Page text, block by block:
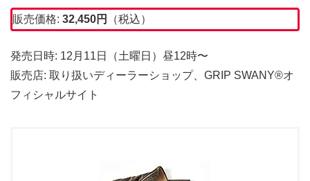
販売価格: 32,450円 （税込）
発売日時: 12月11日（土曜日）昼12時〜
販売店: 取り扱いディーラーショップ、GRIP SWANY®︎オ
フィシャルサイト